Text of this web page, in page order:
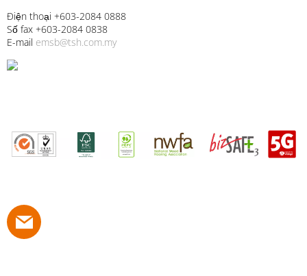
Điện thoại +603-2084 0888
Số fax +603-2084 0838
E-mail emsb@tsh.com.my